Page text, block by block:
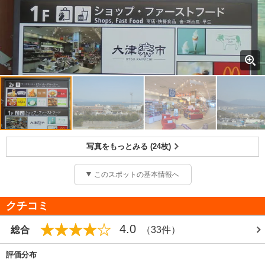
写真をもっとみる (24枚)
このスポットの基本情報へ
クチコミ
総合 4.0 （33件）
評価分布